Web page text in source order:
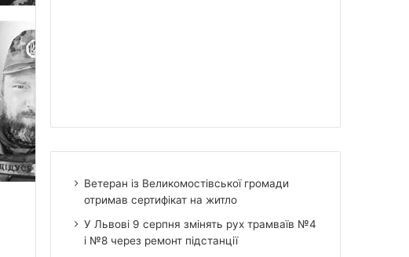
Ветеран із Великомостівської громади
отримав сертифікат на житло
У Львові 9 серпня змінять рух трамваїв №4
і №8 через ремонт підстанції